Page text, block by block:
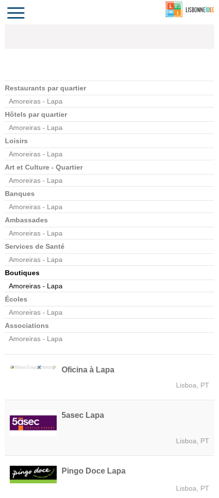
LE PORTUGAL
Toggle
navigation
Restaurants par quartier
Amoreiras - Lapa
Hôtels par quartier
Amoreiras - Lapa
Loisirs
Amoreiras - Lapa
Art et Culture - Quartier
Amoreiras - Lapa
Banques
Amoreiras - Lapa
Ambassades
Amoreiras - Lapa
Services de Santé
Amoreiras - Lapa
Boutiques
Amoreiras - Lapa
Écoles
Amoreiras - Lapa
Associations
Amoreiras - Lapa
Oficina à Lapa
Lisboa, PT
5asec Lapa
Lisboa, PT
Pingo Doce Lapa
Lisboa, PT